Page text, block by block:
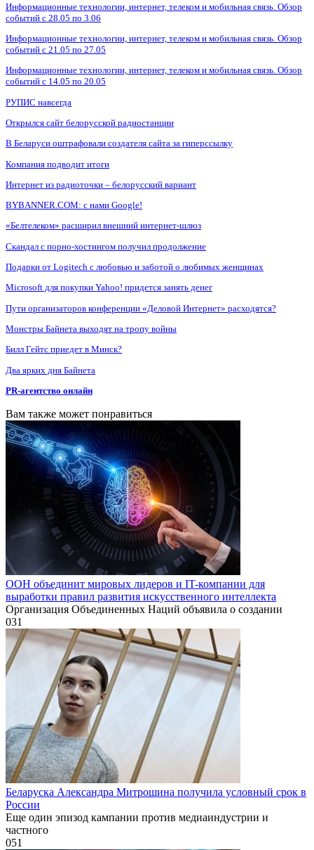
Информационные технологии, интернет, телеком и мобильная связь. Обзор
событий с 28.05 по 3.06
Информационные технологии, интернет, телеком и мобильная связь. Обзор
событий с 21.05 по 27.05
Информационные технологии, интернет, телеком и мобильная связь. Обзор
событий с 14.05 по 20.05
РУПИС навсегда
Открылся сайт белорусской радиостанции
В Беларуси оштрафовали создателя сайта за гиперссылку
Компания подводит итоги
Интернет из радиоточки – белорусский вариант
BYBANNER.COM: c нами Google!
«Белтелеком» расширил внешний интернет-шлюз
Скандал с порно-хостингом получил продолжение
Подарки от Logitech с любовью и заботой о любимых женщинах
Microsoft для покупки Yahoo! придется занять денег
Пути организаторов конференции «Деловой Интернет» расходятся?
Монстры Байнета выходят на тропу войны
Билл Гейтс приедет в Минск?
Два ярких дня Байнета
PR-агентство онлайн
Вам также может понравиться
ООН объединит мировых лидеров и IT-компании для
выработки правил развития искусственного интеллекта
Организация Объединенных Наций объявила о создании
031
Беларуска Александра Митрошина получила условный срок в
России
Еще один эпизод кампании против медиаиндустрии и
частного
051